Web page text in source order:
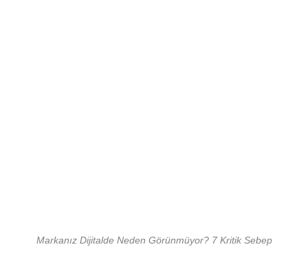
Markanız Dijitalde Neden Görünmüyor? 7 Kritik Sebep